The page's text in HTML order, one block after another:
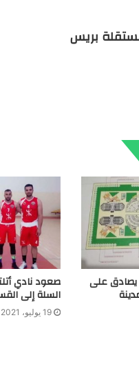
بريس
يصادق على صعود نادي
السلة إلى
19 يوليو، 2021